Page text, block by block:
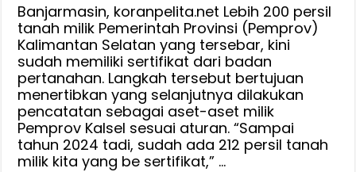
Banjarmasin, koranpelita.net Lebih 200 persil
tanah milik Pemerintah Provinsi (Pemprov)
Kalimantan Selatan yang tersebar, kini
sudah memiliki sertifikat dari badan
pertanahan. Langkah tersebut bertujuan
menertibkan yang selanjutnya dilakukan
pencatatan sebagai aset-aset milik
Pemprov Kalsel sesuai aturan. “Sampai
tahun 2024 tadi, sudah ada 212 persil tanah
milik kita yang be sertifikat,” …